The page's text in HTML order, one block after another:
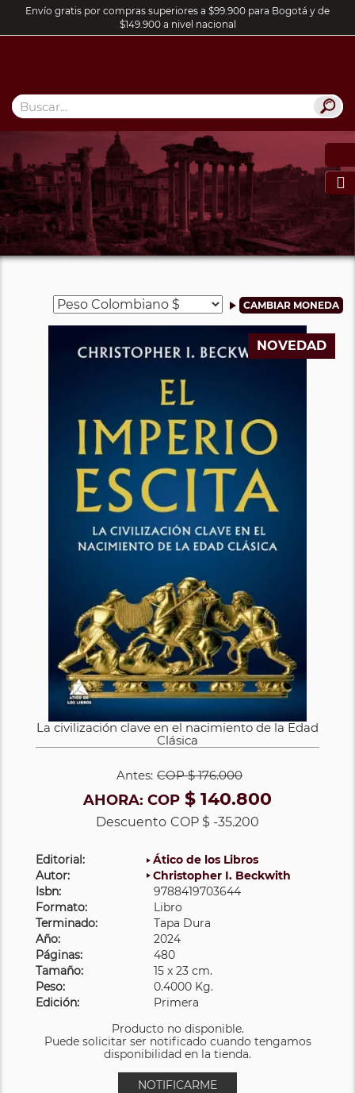
Envío gratis por compras superiores a $99.900 para Bogotá y de
$149.900 a nivel nacional

NOVEDAD
La civilización clave en el nacimiento de la Edad
Clásica
Antes: COP$ 176.000
AHORA: COP $ 140.800
Descuento COP $ -35.200
Editorial:
Ático de los Libros
Autor:
Christopher I. Beckwith
Isbn:
9788419703644
Formato:
Libro
Terminado:
Tapa Dura
Año:
2024
Páginas:
480
Tamaño:
15 x 23 cm.
Peso:
0.4000 Kg.
Edición:
Primera
Producto no disponible.
Puede solicitar ser notificado cuando tengamos
disponibilidad en la tienda.
NOTIFICARME